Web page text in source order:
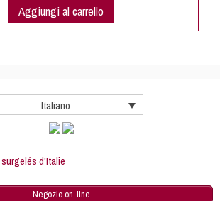
Aggiungi al carrello
Italiano
Negozio on-line